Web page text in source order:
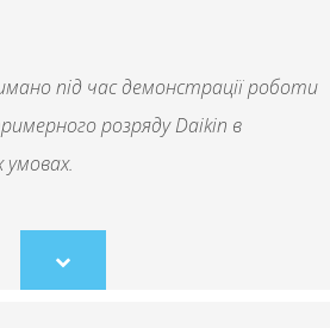
під час демонстрації роботи
розряду Daikin в
Scroll
to